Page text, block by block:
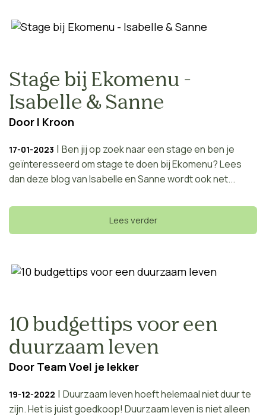
Stage bij Ekomenu -
Isabelle & Sanne
Door I Kroon
17-01-2023 | Ben jij op zoek naar een stage en ben je
geïnteresseerd om stage te doen bij Ekomenu? Lees
dan deze blog van Isabelle en Sanne wordt ook net...
Lees verder
10 budgettips voor een
duurzaam leven
Door Team Voel je lekker
19-12-2022 | Duurzaam leven hoeft helemaal niet duur te
zijn. Het is juist goedkoop! Duurzaam leven is niet alleen